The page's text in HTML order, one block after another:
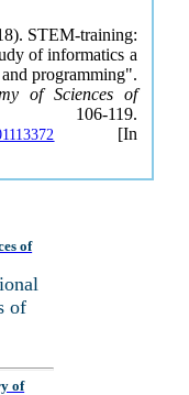
STEM-training:
of informatics a
programming".
of Sciences of
119.
[In
of
of
of